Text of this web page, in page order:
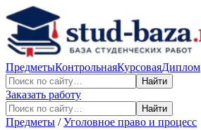
ПредметыКонтрольнаяКурсоваяДиплом
Найти
Заказать работу
Найти
Предметы /Уголовное право и процесс